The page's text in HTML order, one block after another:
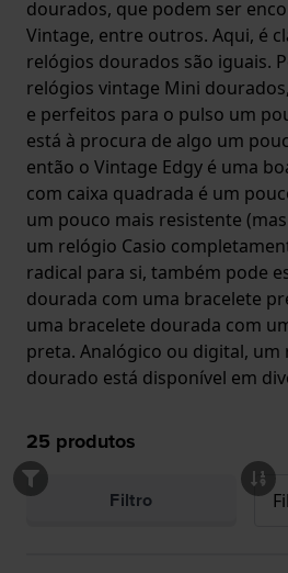
dourados, que podem ser
Vintage, entre outros. Aqui, é
relógios dourados são iguais.
relógios vintage Mini
e perfeitos para o pulso um
está à procura de algo um
então o Vintage Edgy é uma
com caixa quadrada é um
um pouco mais resistente
um relógio Casio
radical para si, também pode
dourada com uma bracelete
uma bracelete dourada com
preta. Analógico ou digital, um
dourado está disponível em
25 produtos
Filtro